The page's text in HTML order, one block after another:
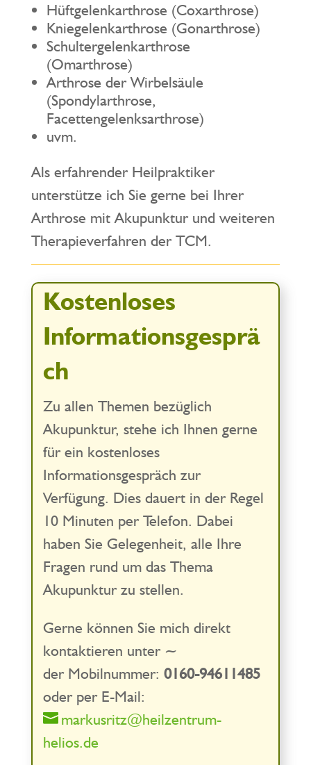
Hüftgelenkarthrose (Coxarthrose)
Kniegelenkarthrose (Gonarthrose)
Schultergelenkarthrose
(Omarthrose)
Arthrose der Wirbelsäule
(Spondylarthrose,
Facettengelenksarthrose)
uvm.
Als erfahrender Heilpraktiker
unterstütze ich Sie gerne bei Ihrer
Arthrose mit Akupunktur und weiteren
Therapieverfahren der TCM.
Kostenloses
Informationsgesprä
ch
Zu allen Themen bezüglich
Akupunktur, stehe ich Ihnen gerne
für ein kostenloses
Informationsgespräch zur
Verfügung. Dies dauert in der Regel
10 Minuten per Telefon. Dabei
haben Sie Gelegenheit, alle Ihre
Fragen rund um das Thema
Akupunktur zu stellen.
Gerne können Sie mich direkt
kontaktieren unter ~
der Mobilnummer: 0160-94611485
oder per E-Mail:
markusritz@heilzentrum-
helios.de